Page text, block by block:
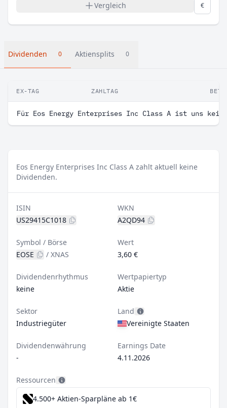
Vergleich €
Dividenden 0 Aktiensplits 0
EX-TAG ZAHLTAG
Für Eos Energy Enterprises Inc Class A ist uns
Eos Energy Enterprises Inc Class A zahlt aktuell keine
Dividenden.
ISIN
US29415C1018
WKN
A2QD94
Symbol / Börse
EOSE
/ XNAS
Wert
3,60 €
Dividendenrhythmus
keine
Wertpapiertyp
Aktie
Sektor
Industriegüter
Land
Vereinigte Staaten
Dividendenwährung
-
Earnings Date
4.11.2026
Ressourcen
4.500+ Aktien-Sparpläne ab 1€